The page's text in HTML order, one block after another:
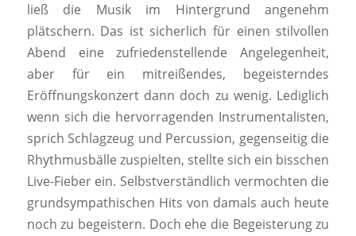
ließ die Musik im Hintergrund angenehm
plätschern. Das ist sicherlich für einen stilvollen
Abend eine zufriedenstellende Angelegenheit,
aber für ein mitreißendes, begeisterndes
Eröffnungskonzert dann doch zu wenig. Lediglich
wenn sich die hervorragenden Instrumentalisten,
sprich Schlagzeug und Percussion, gegenseitig die
Rhythmusbälle zuspielten, stellte sich ein bisschen
Live-Fieber ein. Selbstverständlich vermochten die
grundsympathischen Hits von damals auch heute
noch zu begeistern. Doch ehe die Begeisterung zu